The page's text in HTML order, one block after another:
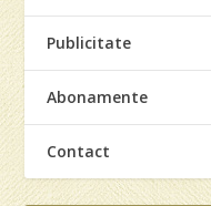
Publicitate
Abonamente
Contact